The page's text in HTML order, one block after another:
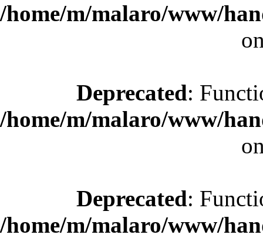
/home/m/malaro/www/
Deprecated:
/home/m/malaro/www/
Deprecated:
/home/m/malaro/www/